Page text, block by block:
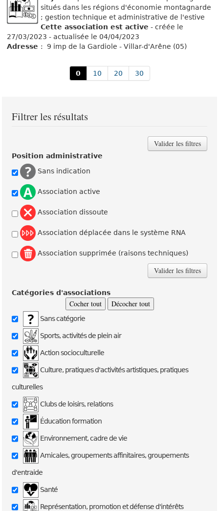
situés dans les régions d'économie montagnarde
; gestion technique et administrative de l'estive
Cette association est active - créée le
27/03/2023 - actualisée le 04/04/2023
Adresse : 9 imp de la Gardiole - Villar-d'Arêne (05)
0 10 20 30
Filtrer les résultats
Position administrative
Sans indication
Association active
Association dissoute
Association déplacée dans le système RNA
Association supprimée (raisons techniques)
Catégories d'associations
Cocher tout Décocher tout
Sans catégorie
Sports, activités de plein air
Action socioculturelle
Culture, pratiques d'activités artistiques, pratiques
culturelles
Clubs de loisirs, relations
Éducation formation
Environnement, cadre de vie
Amicales, groupements affinitaires, groupements
d'entraide
Santé
Représentation, promotion et défense d'intérêts